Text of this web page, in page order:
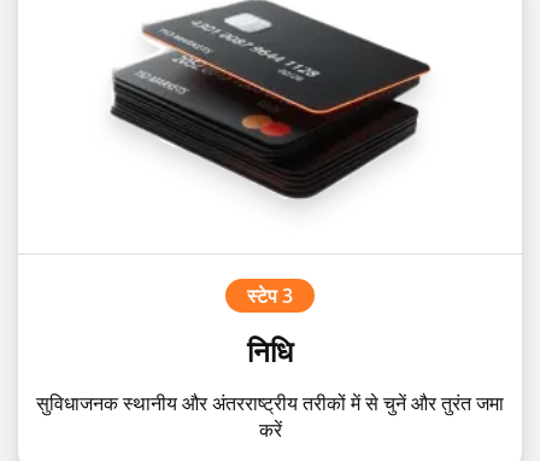
स्टेप 3
निधि
सुविधाजनक स्थानीय और अंतरराष्ट्रीय तरीकों में से चुनें और तुरंत जमा
करें